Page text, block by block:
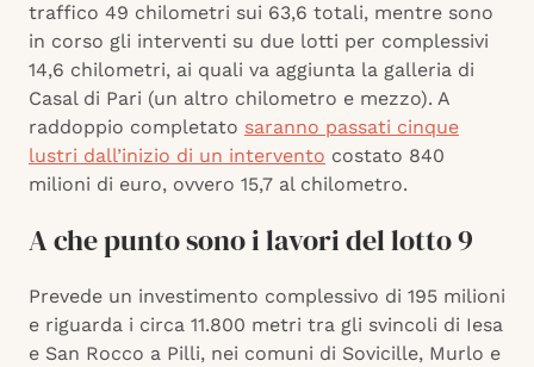
traffico 49 chilometri sui 63,6 totali, mentre sono
in corso gli interventi su due lotti per complessivi
14,6 chilometri, ai quali va aggiunta la galleria di
Casal di Pari (un altro chilometro e mezzo). A
raddoppio completato saranno passati cinque
lustri dall’inizio di un intervento costato 840
milioni di euro, ovvero 15,7 al chilometro.
A che punto sono i lavori del lotto 9
Prevede un investimento complessivo di 195 milioni
e riguarda i circa 11.800 metri tra gli svincoli di Iesa
e San Rocco a Pilli, nei comuni di Sovicille, Murlo e